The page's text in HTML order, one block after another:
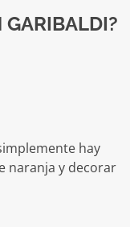
GARIBALDI?
hay
naranja y decorar